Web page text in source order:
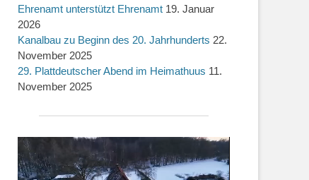
Ehrenamt unterstützt Ehrenamt 19. Januar
2026
Kanalbau zu Beginn des 20. Jahrhunderts 22.
November 2025
29. Plattdeutscher Abend im Heimathuus 11.
November 2025